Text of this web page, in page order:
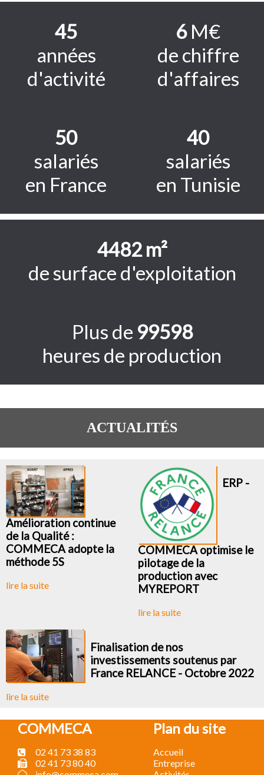
45
années
d'activité
6M€
de chiffre
d'affaires
50
salariés
en France
40
salariés
en Tunisie
4500 m²
de surface d'exploitation
Plus de100000
heures de production
ACTUALITÉS
Amélioration continue
de la Qualité :
COMMECA adopte la
méthode 5S
lire la suite
ERP -
COMMECA optimise le
pilotage de la
production avec
MYREPORT
lire la suite
Finalisation de nos
investissements soutenus par
France RELANCE - Octobre 2022
lire la suite
COMMECA
02 41 73 38 83
02 41 73 80 40
Plan du site
Accueil
Entreprise